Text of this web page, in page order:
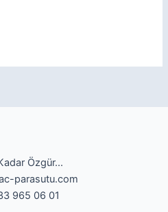
Özgür...
parasutu.com
965 06 01